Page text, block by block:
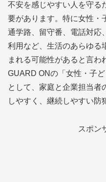
不安を感じやすい人を守る
要があります。特に女性・
通学路、留守番、電話対応
利用など、生活のあらゆる
まれる可能性があると言わ
GUARD ONの「女性・子
として、家庭と企業担当者
しやすく、継続しやすい防
スポン